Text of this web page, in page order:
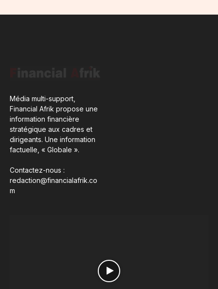
Média multi-support,
Financial Afrik propose une
information financière
stratégique aux cadres et
dirigeants. Une information
factuelle, « Globale ».
Contactez-nous :
redaction@financialafrik.co
m